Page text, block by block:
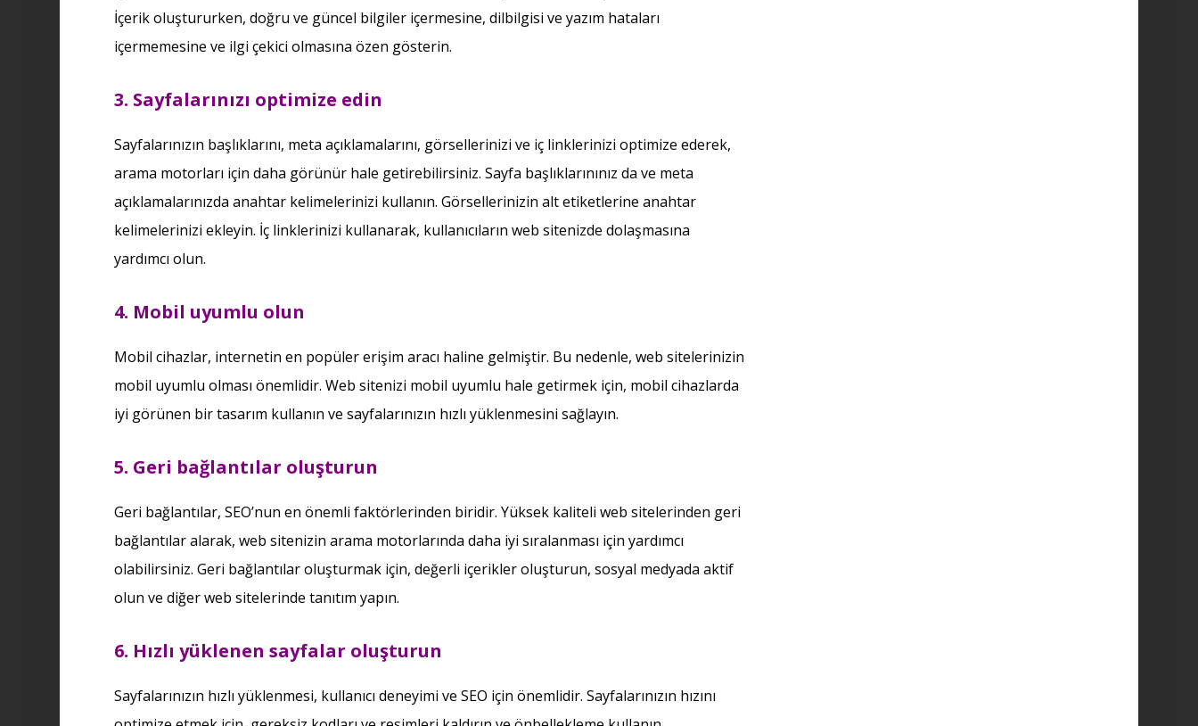
İçerik oluştururken, doğru ve güncel bilgiler içermesine, dilbilgisi ve yazım hataları
içermemesine ve ilgi çekici olmasına özen gösterin.
3. Sayfalarınızı optimize edin
Sayfalarınızın başlıklarını, meta açıklamalarını, görsellerinizi ve iç linklerinizi optimize ederek,
arama motorları için daha görünür hale getirebilirsiniz. Sayfa başlıklarınınız da ve meta
açıklamalarınızda anahtar kelimelerinizi kullanın. Görsellerinizin alt etiketlerine anahtar
kelimelerinizi ekleyin. İç linklerinizi kullanarak, kullanıcıların web sitenizde dolaşmasına
yardımcı olun.
4. Mobil uyumlu olun
Mobil cihazlar, internetin en popüler erişim aracı haline gelmiştir. Bu nedenle, web sitelerinizin
mobil uyumlu olması önemlidir. Web sitenizi mobil uyumlu hale getirmek için, mobil cihazlarda
iyi görünen bir tasarım kullanın ve sayfalarınızın hızlı yüklenmesini sağlayın.
5. Geri bağlantılar oluşturun
Geri bağlantılar, SEO’nun en önemli faktörlerinden biridir. Yüksek kaliteli web sitelerinden geri
bağlantılar alarak, web sitenizin arama motorlarında daha iyi sıralanması için yardımcı
olabilirsiniz. Geri bağlantılar oluşturmak için, değerli içerikler oluşturun, sosyal medyada aktif
olun ve diğer web sitelerinde tanıtım yapın.
6. Hızlı yüklenen sayfalar oluşturun
Sayfalarınızın hızlı yüklenmesi, kullanıcı deneyimi ve SEO için önemlidir. Sayfalarınızın hızını